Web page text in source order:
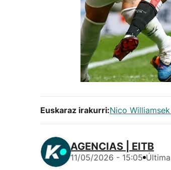
Euskaraz irakurri:Nico
AGENCIAS | EITB
11/05/2026 - 15:05